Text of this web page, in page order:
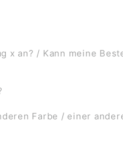
x an? / Kann meine
Farbe / einer